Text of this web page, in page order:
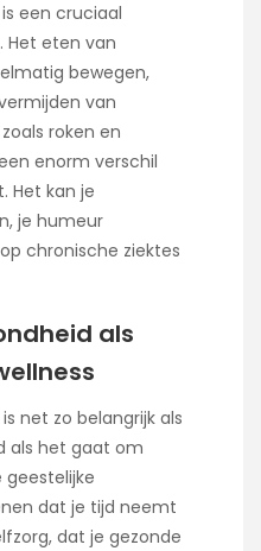
een cruciaal
Het eten van
bewegen,
van
roken en
enorm verschil
Het kan je
je humeur
chronische ziektes
als
net zo belangrijk als
als het gaat om
geestelijke
dat je tijd neemt
dat je gezonde